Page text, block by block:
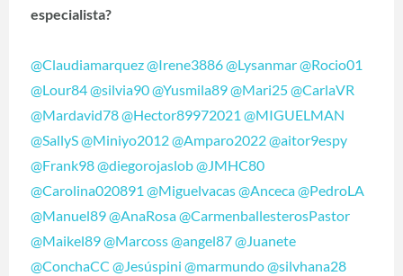
especialista?
@Claudiamarquez@Irene3886@Lysanmar@Rocio01
@Lour84@silvia90@Yusmila89@Mari25@CarlaVR
@Mardavid78@Hector89972021 @MIGUELMAN
@SallyS@Miniyo2012@Amparo2022@aitor9espy
@Frank98@diegorojaslob@JMHC80
@Carolina020891 @Miguelvacas@Anceca@PedroLA
@Manuel89@AnaRosa@CarmenballesterosPastor
@Maikel89@Marcoss@angel87@Juanete
@ConchaCC @Jesúspini @marmundo@silvhana28